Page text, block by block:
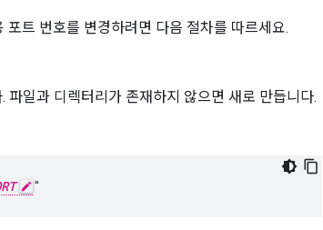
트 번호를 변경하려면 다음 절차를 따르세요.
파일과 디렉터리가 존재하지 않으면 새로 만듭니다.
"